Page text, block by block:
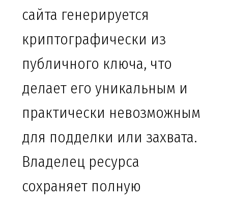
сайта генерируется
криптографически из
публичного ключа, что
делает его уникальным и
практически невозможным
для подделки или захвата.
Владелец ресурса
сохраняет полную